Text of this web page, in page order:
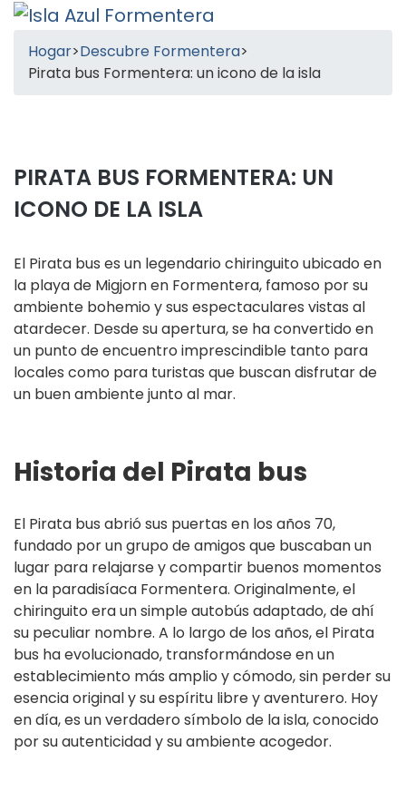
Hogar>Descubre Formentera>
Pirata bus Formentera: un icono de la isla
PIRATA BUS FORMENTERA: UN
ICONO DE LA ISLA
El Pirata bus es un legendario chiringuito ubicado en
la playa de Migjorn en Formentera, famoso por su
ambiente bohemio y sus espectaculares vistas al
atardecer. Desde su apertura, se ha convertido en
un punto de encuentro imprescindible tanto para
locales como para turistas que buscan disfrutar de
un buen ambiente junto al mar.
Historia del Pirata bus
El Pirata bus abrió sus puertas en los años 70,
fundado por un grupo de amigos que buscaban un
lugar para relajarse y compartir buenos momentos
en la paradisíaca Formentera. Originalmente, el
chiringuito era un simple autobús adaptado, de ahí
su peculiar nombre. A lo largo de los años, el Pirata
bus ha evolucionado, transformándose en un
establecimiento más amplio y cómodo, sin perder su
esencia original y su espíritu libre y aventurero. Hoy
en día, es un verdadero símbolo de la isla, conocido
por su autenticidad y su ambiente acogedor.